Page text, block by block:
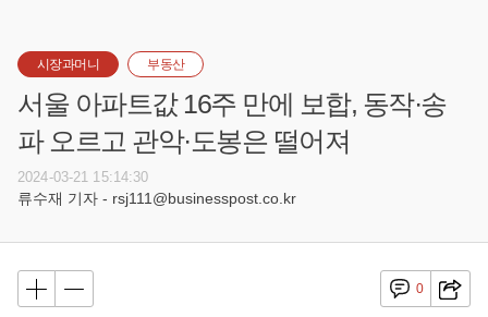
시장과머니 부동산
서울 아파트값 16주 만에 보합, 동작·송
파 오르고 관악·도봉은 떨어져
2024-03-21 15:14:30
류수재 기자 - rsj111@businesspost.co.kr
0